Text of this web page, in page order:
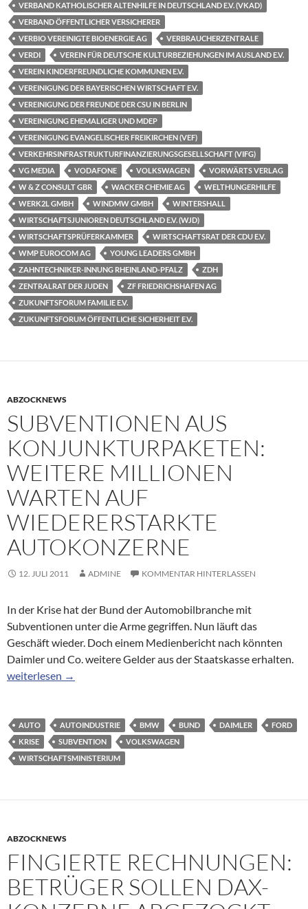
VERBAND KATHOLISCHER ALTENHILFE IN DEUTSCHLAND E.V. (VKAD)
VERBAND ÖFFENTLICHER VERSICHERER
VERBIO VEREINIGTE BIOENERGIE AG
VERBRAUCHERZENTRALE
VERDI
VEREIN FÜR DEUTSCHE KULTURBEZIEHUNGEN IM AUSLAND E.V.
VEREIN KINDERFREUNDLICHE KOMMUNEN E.V.
VEREINIGUNG DER BAYERISCHEN WIRTSCHAFT E.V.
VEREINIGUNG DER FREUNDE DER CSU IN BERLIN
VEREINIGUNG EHEMALIGER UND MDEP
VEREINIGUNG EVANGELISCHER FREIKIRCHEN (VEF)
VERKEHRSINFRASTRUKTURFINANZIERUNGSGESELLSCHAFT (VIFG)
VG MEDIA
VODAFONE VOLKSWAGEN
VORWÄRTS VERLAG
W & Z CONSULT GBR
WACKER CHEMIE AG
WELTHUNGERHILFE
WERK2L GMBH
WINDMW GMBH
WINTERSHALL
WIRTSCHAFTSJUNIOREN DEUTSCHLAND E.V. (WJD)
WIRTSCHAFTSPRÜFERKAMMER
WIRTSCHAFTSRAT DER CDU E.V.
WMP EUROCOM AG
YOUNG LEADERS GMBH
ZAHNTECHNIKER-INNUNG RHEINLAND-PFALZ
ZDH
ZENTRALRAT DER JUDEN
ZF FRIEDRICHSHAFEN AG
ZUKUNFTSFORUM FAMILIE E.V.
ZUKUNFTSFORUM ÖFFENTLICHE SICHERHEIT E.V.
ABZOCKNEWS
SUBVENTIONEN AUS
KONJUNKTURPAKETEN:
WEITERE MILLIONEN
WARTEN AUF
WIEDERERSTARKTE
AUTOKONZERNE
12. JULI 2011 ADMINE KOMMENTAR HINTERLASSEN
In der Krise hat der Bund der Automobilbranche mit
Subventionen unter die Arme gegriffen. Nun läuft das
Geschäft wieder. Doch einem Medienbericht nach könnten
Daimler und Co. weitere Gelder aus der Staatskasse erhalten.
Subventionen aus Konjunkturpaketen: Weitere Millionen
weiterlesen →
AUTO AUTOINDUSTRIE BMW BUND DAIMLER
FORD
KRISE
SUBVENTION
VOLKSWAGEN
WIRTSCHAFTSMINISTERIUM
ABZOCKNEWS
FINGIERTE RECHNUNGEN:
BETRÜGER SOLLEN DAX-